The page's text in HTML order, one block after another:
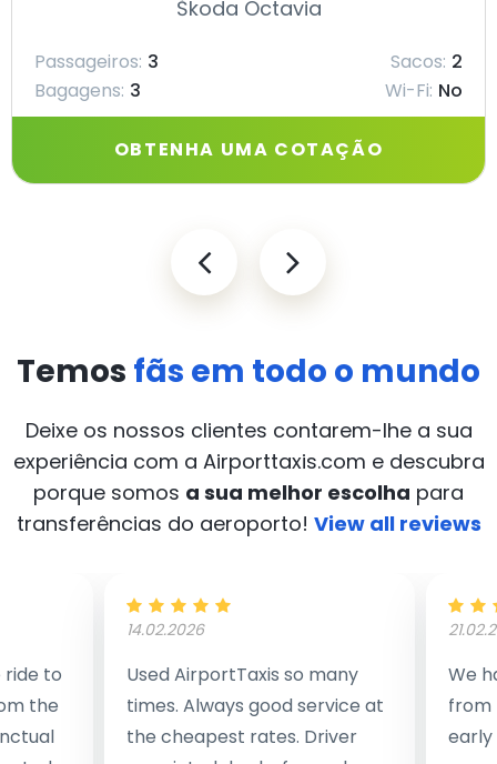
Škoda Octavia
Passageiros: 3 Sacos: 2
Bagagens: 3 Wi-Fi: No
OBTENHA UMA COTAÇÃO
Temos fãs em todo o mundo
Deixe os nossos clientes contarem-lhe a sua
experiência com a Airporttaxis.com e descubra
porque somos a sua melhor escolha para
transferências do aeroporto! View all reviews
to
the
14.02.2026
Used AirportTaxis so many
times. Always good service at
the cheapest rates. Driver
We
from
early